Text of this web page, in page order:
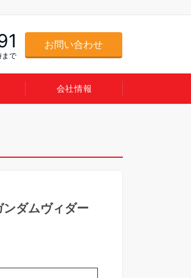
まで
お問い合わせ
会社情報
ダムヴィダー